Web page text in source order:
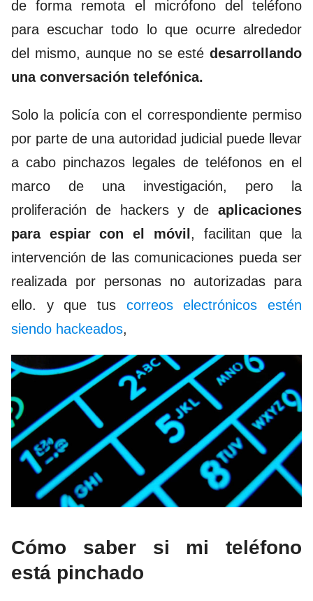
de forma remota el micrófono del teléfono
para escuchar todo lo que ocurre alrededor
del mismo, aunque no se esté desarrollando
una conversación telefónica.
Solo la policía con el correspondiente permiso
por parte de una autoridad judicial puede llevar
a cabo pinchazos legales de teléfonos en el
marco de una investigación, pero la
proliferación de hackers y de aplicaciones
para espiar con el móvil , facilitan que la
intervención de las comunicaciones pueda ser
realizada por personas no autorizadas para
ello. y que tus correos electrónicos estén
siendo hackeados,
Cómo saber si mi teléfono
está pinchado